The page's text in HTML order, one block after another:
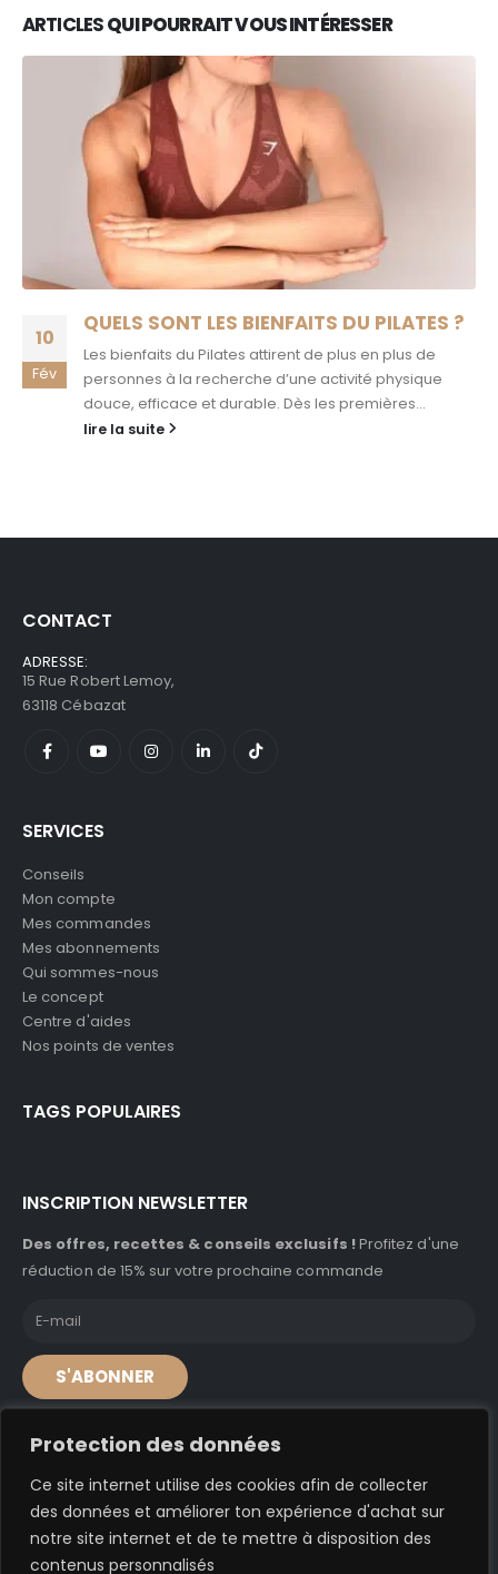
Protection des données
Ce site internet utilise des cookies afin de collecter
des données et améliorer ton expérience d'achat sur
notre site internet et de te mettre à disposition des
contenus personnalisés
ARTICLESQUI POURRAIT VOUS INTÉRESSER
10
Fév
QUELS SONT LES BIENFAITS DU PILATES ?
Les bienfaits du Pilates attirent de plus en plus de
personnes à la recherche d’une activité physique
douce, efficace et durable. Dès les premières...
lire la suite
CONTACT
ADRESSE:
15 Rue Robert Lemoy,
63118 Cébazat
SERVICES
Conseils
Mon compte
Mes commandes
Mes abonnements
Qui sommes-nous
Le concept
Centre d'aides
Nos points de ventes
TAGS POPULAIRES
INSCRIPTION NEWSLETTER
Des offres, recettes & conseils exclusifs !Profitez d'une
réduction de 15% sur votre prochaine commande
S'ABONNER
Conditions générales de vente–Conditions générales d’utilisation